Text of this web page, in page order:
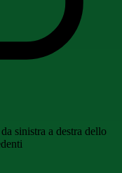
sinistra a destra dello